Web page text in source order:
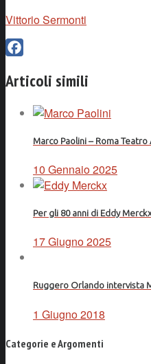
Vittorio Sermonti
Articoli simili
Marco Paolini – Roma
10 Gennaio 2025
Per gli 80 anni di Eddy
17 Giugno 2025
Ruggero Orlando intervista
1 Giugno 2018
Categorie e Argomenti